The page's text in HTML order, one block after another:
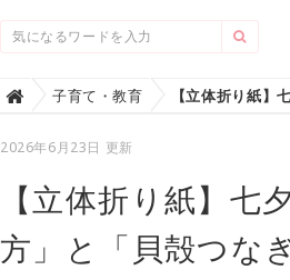
Home子育て・教育
2026年6月23日 更新
【立体折り紙】七
方」と「貝殻つな